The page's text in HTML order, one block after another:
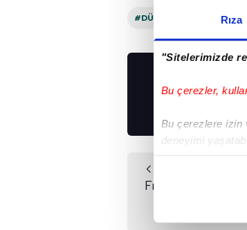
Rıza
"Sitelerimizde
Bu çerezler,
Bu çerezlere izin
deneyimi
Her halükârda,
#DÜNYA KUPASI
İNDİRİN!
Fırtına'ya 21'lik